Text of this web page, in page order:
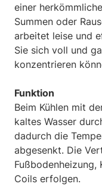
einer
Summen oder
arbeitet leise und
Sie sich voll und
konzentrieren
Funktion
Beim Kühlen mit
kaltes Wasser
dadurch die
abgesenkt. Die
Fußbodenheizung,
Coils erfolgen.